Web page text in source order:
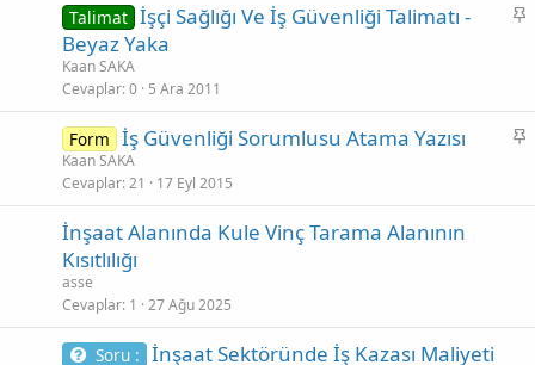
S
Talimat İşçi Sağlığı Ve İş Güvenliği Talimatı -
Beyaz Yaka
Kaan SAKA
Cevaplar 0 5 Ara 2011
S
Form İş Güvenliği Sorumlusu Atama Yazısı
Kaan SAKA
Cevaplar 21 17 Eyl 2015
İnşaat Alanında Kule Vinç Tarama Alanının
Kısıtlılığı
asse
Cevaplar 1 27 Ağu 2025
Soru : İnşaat Sektöründe İş Kazası Maliyeti